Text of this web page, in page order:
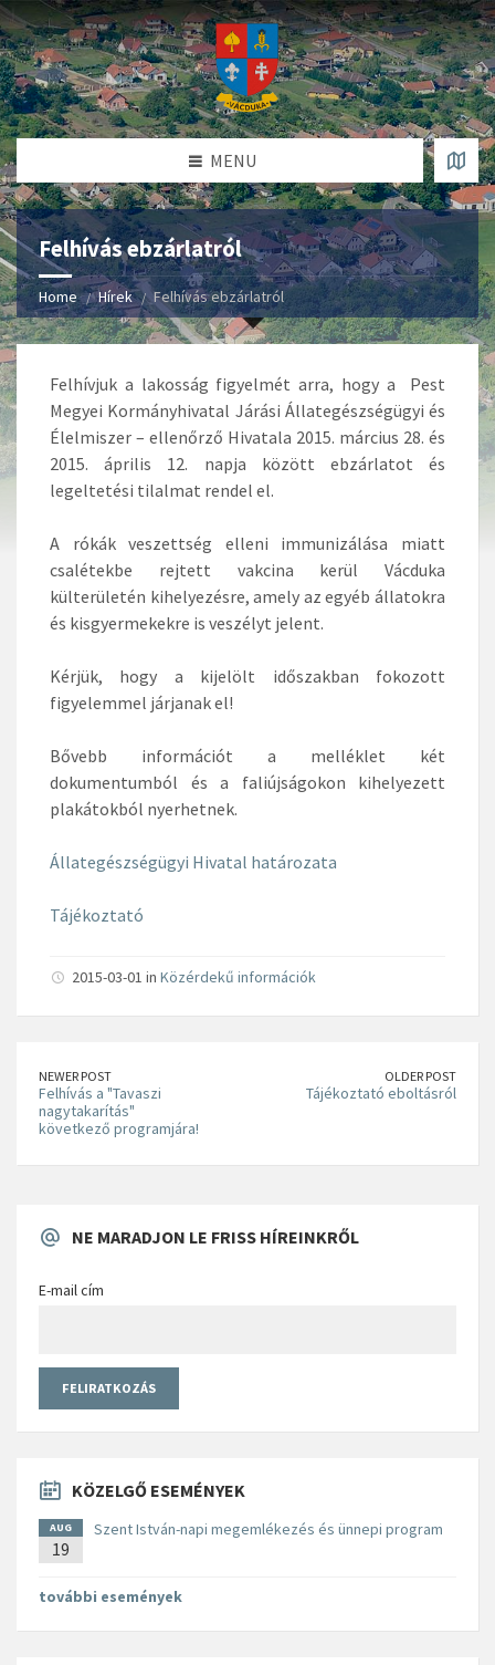
MENU
Felhívás ebzárlatról
Home Hírek Felhívás ebzárlatról
Felhívjuk a lakosság figyelmét arra, hogy a Pest
Megyei Kormányhivatal Járási Állategészségügyi és
Élelmiszer – ellenőrző Hivatala 2015. március 28. és
2015. április 12. napja között ebzárlatot és
legeltetési tilalmat rendel el.
A rókák veszettség elleni immunizálása miatt
csalétekbe rejtett vakcina kerül Vácduka
külterületén kihelyezésre, amely az egyéb állatokra
és kisgyermekekre is veszélyt jelent.
Kérjük, hogy a kijelölt időszakban fokozott
figyelemmel járjanak el!
Bővebb információt a melléklet két
dokumentumból és a faliújságokon kihelyezett
plakátokból nyerhetnek.
Állategészségügyi Hivatal határozata
Tájékoztató
2015-03-01 in Közérdekű információk
NEWER POST
Felhívás a "Tavaszi
nagytakarítás"
következő programjára!
OLDER POST
Tájékoztató eboltásról
NE MARADJON LE FRISS HÍREINKRŐL
E-mail cím
KÖZELGŐ ESEMÉNYEK
AUG
19
Szent István-napi megemlékezés és ünnepi program
további események